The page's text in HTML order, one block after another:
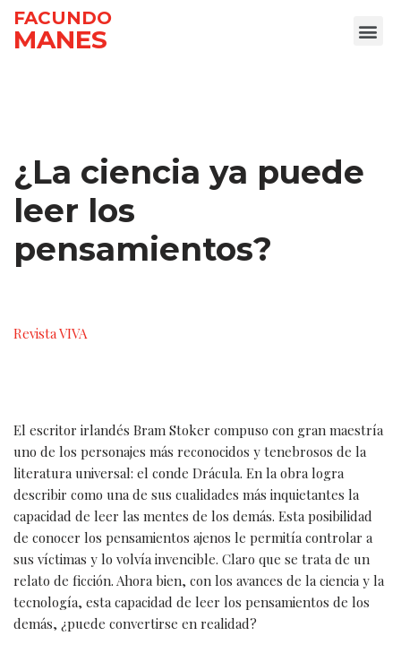
Ir
FACUNDO
MANES
¿La ciencia ya puede
leer los
pensamientos?
Revista VIVA
El escritor irlandés Bram Stoker compuso con gran maestría
uno de los personajes más reconocidos y tenebrosos de la
literatura universal: el conde Drácula. En la obra logra
describir como una de sus cualidades más inquietantes la
capacidad de leer las mentes de los demás. Esta posibilidad
de conocer los pensamientos ajenos le permitía controlar a
sus víctimas y lo volvía invencible. Claro que se trata de un
relato de ficción. Ahora bien, con los avances de la ciencia y la
tecnología, esta capacidad de leer los pensamientos de los
demás, ¿puede convertirse en realidad?